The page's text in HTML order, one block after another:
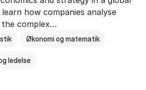
how companies analyse
complex…
Økonomi og matematik
ledelse